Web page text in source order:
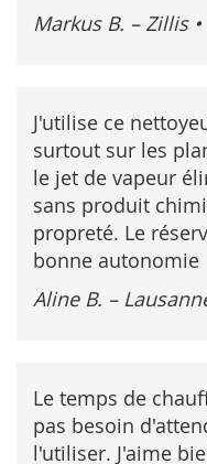
Markus B. – Zillis •
J'utilise ce
surtout sur les
le jet de vapeur
sans produit
propreté. Le
bonne autonomie
Aline B. –
Le temps de
pas besoin
l'utiliser. J'aime